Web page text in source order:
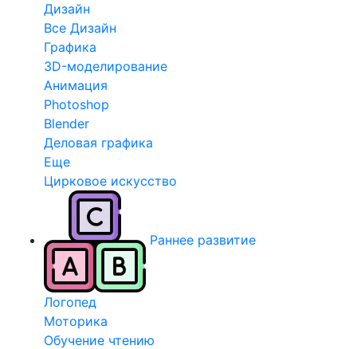
Дизайн
Все Дизайн
Графика
3D-моделирование
Анимация
Photoshop
Blender
Деловая графика
Еще
Цирковое искусство
Раннее развитие
Логопед
Моторика
Обучение чтению